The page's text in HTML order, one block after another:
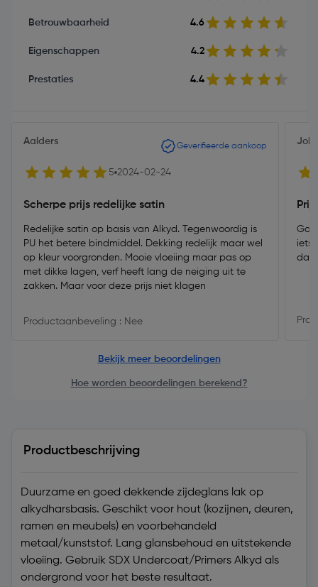
Betrouwbaarheid 4.6
Eigenschappen 4.2
Prestaties 4.4
Aalders Geverifieerde aankoop
5 2024-02-24
Scherpe prijs redelijke satin
Redelijke satin op basis van Alkyd. Tegenwoordig is
PU het betere bindmiddel. Dekking redelijk maar wel
op kleur voorgronden. Mooie vloeiing maar pas op
met dikke lagen, verf heeft lang de neiging uit te
zakken. Maar voor deze prijs niet klagen
Productaanbeveling : Nee
iets
Bekijk meer beoordelingen
Hoe worden beoordelingen berekend?
Productbeschrijving
Duurzame en goed dekkende zijdeglans lak op
alkydharsbasis. Geschikt voor hout (kozijnen, deuren,
ramen en meubels) en voorbehandeld
metaal/kunststof. Lang glansbehoud en uitstekende
vloeiing. Gebruik SDX Undercoat/Primers Alkyd als
ondergrond voor het beste resultaat.